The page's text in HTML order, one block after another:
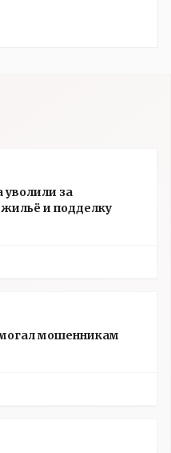
уволили за
и подделку
мошенникам